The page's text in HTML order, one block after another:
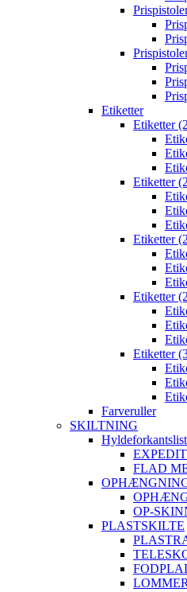
Etiketter
Etiketter
Etiketter
Etiketter
Etiketter
Etiketter
Farveruller
SKILTNING
EXPEDIT
FLAD
OP-
PLASTSKILTE
LOMMER